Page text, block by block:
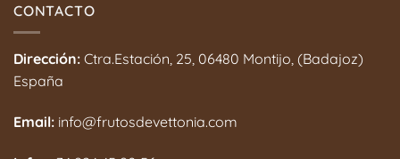
CONTACTO
Dirección: Ctra.Estación, 25, 06480 Montijo, (Badajoz)
España
Email: info@frutosdevettonia.com